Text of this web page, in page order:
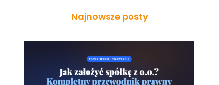
Najnowsze posty